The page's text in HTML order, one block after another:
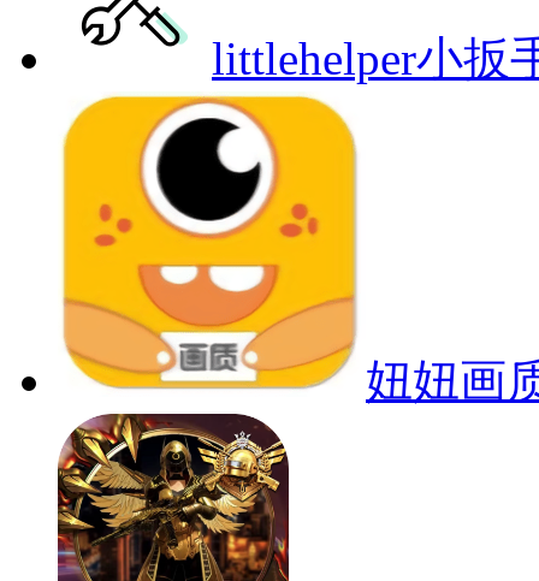
littlehelper小扳
妞妞画